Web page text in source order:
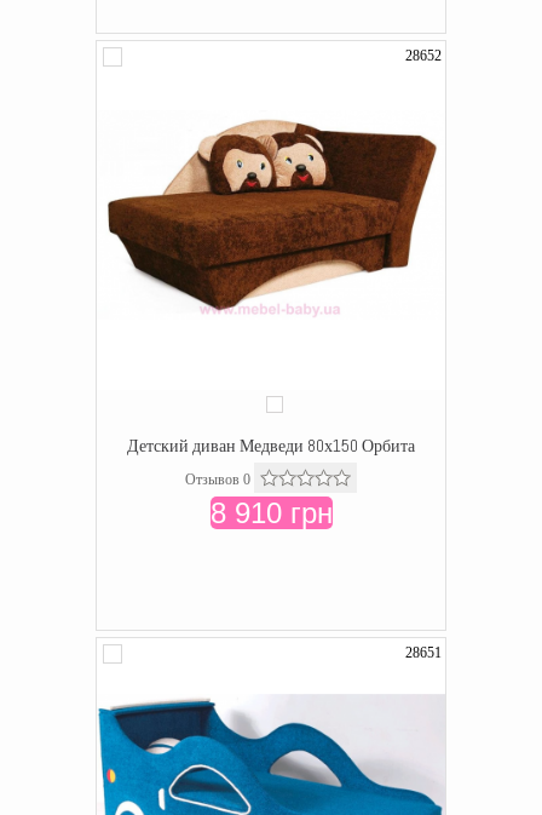
28652
Детский диван Медведи 80х150 Орбита
Отзывов 0
8 910 грн
28651